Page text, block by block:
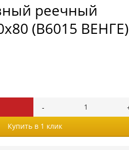
реечный
(B6015 ВЕНГЕ)
Купить в 1 клик